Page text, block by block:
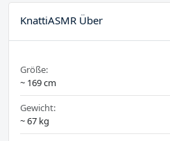
KnattiASMR Über
Größe:
~ 169 cm
Gewicht:
~ 67 kg